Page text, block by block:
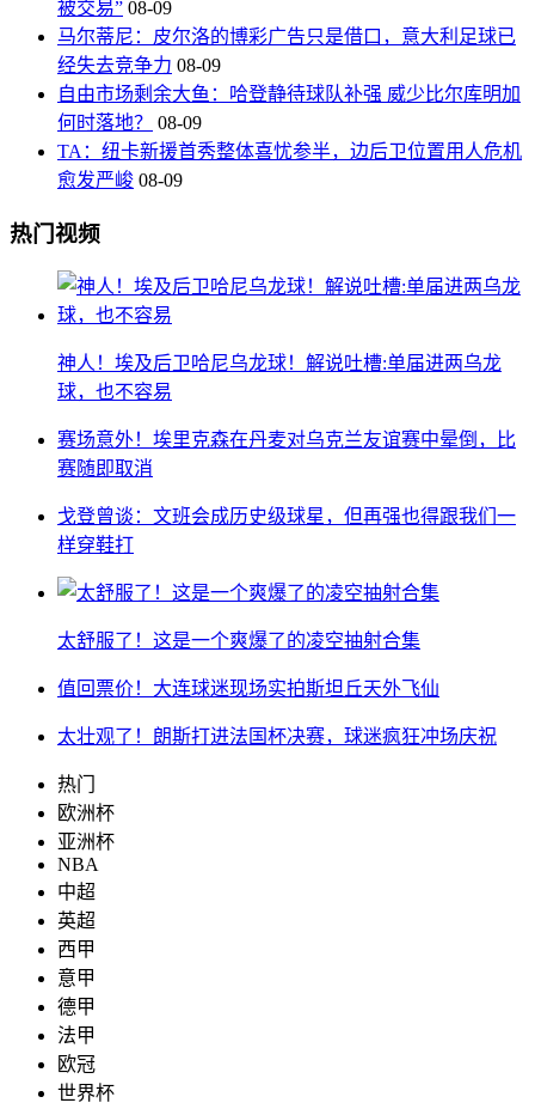
被交易” 08-09
马尔蒂尼：皮尔洛的博彩广告只是借口，意大利足球已
经失去竞争力 08-09
自由市场剩余大鱼：哈登静待球队补强 威少比尔库明加
何时落地？
08-09
TA：纽卡新援首秀整体喜忧参半，边后卫位置用人危机
愈发严峻 08-09
热门视频
神人！埃及后卫哈尼乌龙球！解说吐槽:单届进两乌龙
球，也不容易
赛场意外！埃里克森在丹麦对乌克兰友谊赛中晕倒，比
赛随即取消
戈登曾谈：文班会成历史级球星，但再强也得跟我们一
样穿鞋打
太舒服了！这是一个爽爆了的凌空抽射合集
值回票价！大连球迷现场实拍斯坦丘天外飞仙
太壮观了！朗斯打进法国杯决赛，球迷疯狂冲场庆祝
热门
欧洲杯
亚洲杯
NBA
中超
英超
西甲
意甲
德甲
法甲
欧冠
世界杯